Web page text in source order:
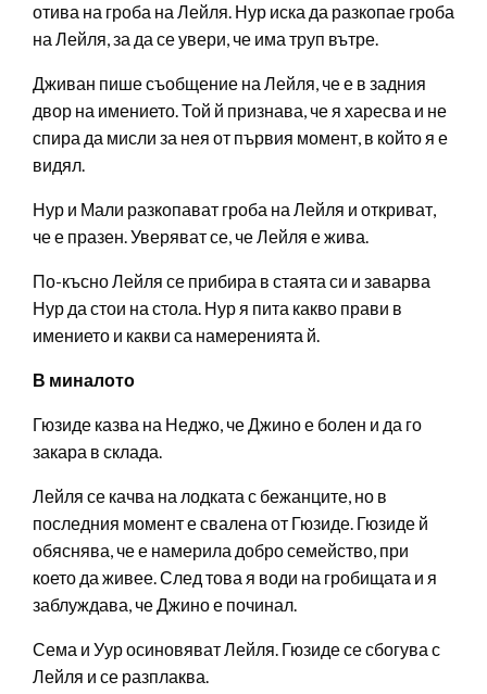
отива на гроба на Лейля. Нур иска да разкопае гроба
на Лейля, за да се увери, че има труп вътре.
Дживан пише съобщение на Лейля, че е в задния
двор на имението. Той й признава, че я харесва и не
спира да мисли за нея от първия момент, в който я е
видял.
Нур и Мали разкопават гроба на Лейля и откриват,
че е празен. Уверяват се, че Лейля е жива.
По-късно Лейля се прибира в стаята си и заварва
Нур да стои на стола. Нур я пита какво прави в
имението и какви са намеренията й.
В миналото
Гюзиде казва на Неджо, че Джино е болен и да го
закара в склада.
Лейля се качва на лодката с бежанците, но в
последния момент е свалена от Гюзиде. Гюзиде й
обяснява, че е намерила добро семейство, при
което да живее. След това я води на гробищата и я
заблуждава, че Джино е починал.
Сема и Уур осиновяват Лейля. Гюзиде се сбогува с
Лейля и се разплаква.